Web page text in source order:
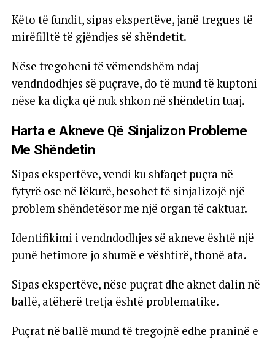
Këto të fundit, sipas ekspertëve, janë tregues të
mirëfilltë të gjëndjes së shëndetit.
Nëse tregoheni të vëmendshëm ndaj
vendndodhjes së puçrave, do të mund të kuptoni
nëse ka diçka që nuk shkon në shëndetin tuaj.
Harta e Akneve Që Sinjalizon Probleme
Me Shëndetin
Sipas ekspertëve, vendi ku shfaqet puçra në
fytyrë ose në lëkurë, besohet të sinjalizojë një
problem shëndetësor me një organ të caktuar.
Identifikimi i vendndodhjes së akneve është një
punë hetimore jo shumë e vështirë, thonë ata.
Sipas ekspertëve, nëse puçrat dhe aknet dalin në
ballë, atëherë tretja është problematike.
Puçrat në ballë mund të tregojnë edhe praninë e